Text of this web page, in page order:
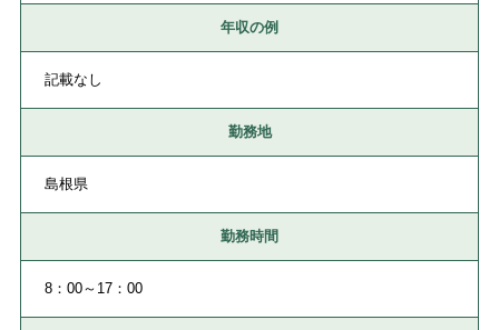
年収の例
記載なし
勤務地
島根県
勤務時間
8：00～17：00